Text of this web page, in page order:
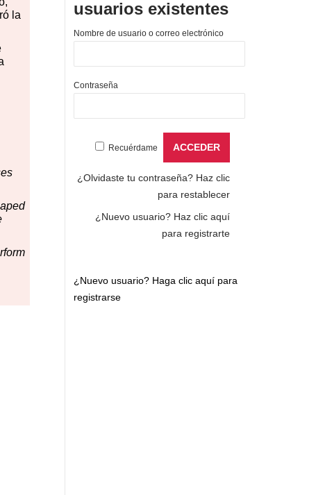
la
usuarios existentes
Nombre de usuario o correo electrónico
Contraseña
Recuérdame
¿Olvidaste tu contraseña? Haz clic
para restablecer
¿Nuevo usuario? Haz clic aquí
para registrarte
¿Nuevo usuario? Haga clic aquí para
registrarse